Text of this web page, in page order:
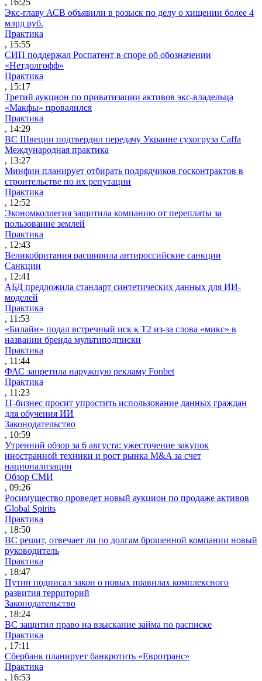
Экс-главу АСВ объявили в розыск по делу о хищении более 4
млрд руб.
Практика
, 15:55
СИП поддержал Роспатент в споре об обозначении
«Нетдолгофф»
Практика
, 15:17
Третий аукцион по приватизации активов экс-владельца
«Макфы» провалился
Практика
, 14:29
ВС Швеции подтвердил передачу Украине сухогруза Caffa
Международная практика
, 13:27
Минфин планирует отбирать подрядчиков госконтрактов в
строительстве по их репутации
Практика
, 12:52
Экономколлегия защитила компанию от переплаты за
пользование землей
Практика
, 12:43
Великобритания расширила антироссийские санкции
Санкции
, 12:41
АБД предложила стандарт синтетических данных для ИИ-
моделей
Практика
, 11:53
«Билайн» подал встречный иск к Т2 из-за слова «микс» в
названии бренда мультиподписки
Практика
, 11:44
ФАС запретила наружную рекламу Fonbet
Практика
, 11:23
IT-бизнес просит упростить использование данных граждан
для обучения ИИ
Законодательство
, 10:59
Утренний обзор за 6 августа: ужесточение закупок
иностранной техники и рост рынка M&A за счет
национализации
Обзор СМИ
, 09:26
Росимущество проведет новый аукцион по продаже активов
Global Spirits
Практика
, 18:50
ВС решит, отвечает ли по долгам брошенной компании новый
руководитель
Практика
, 18:47
Путин подписал закон о новых правилах комплексного
развития территорий
Законодательство
, 18:24
ВС защитил право на взыскание займа по расписке
Практика
, 17:11
Сбербанк планирует банкротить «Евротранс»
Практика
, 16:53